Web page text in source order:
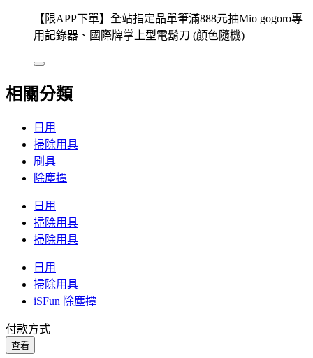
【限APP下單】全站指定品單筆滿888元抽Mio gogoro專
用記錄器、國際牌掌上型電鬍刀 (顏色隨機)
相關分類
日用
掃除用具
刷具
除塵撢
日用
掃除用具
掃除用具
日用
掃除用具
iSFun 除塵撢
付款方式
查看